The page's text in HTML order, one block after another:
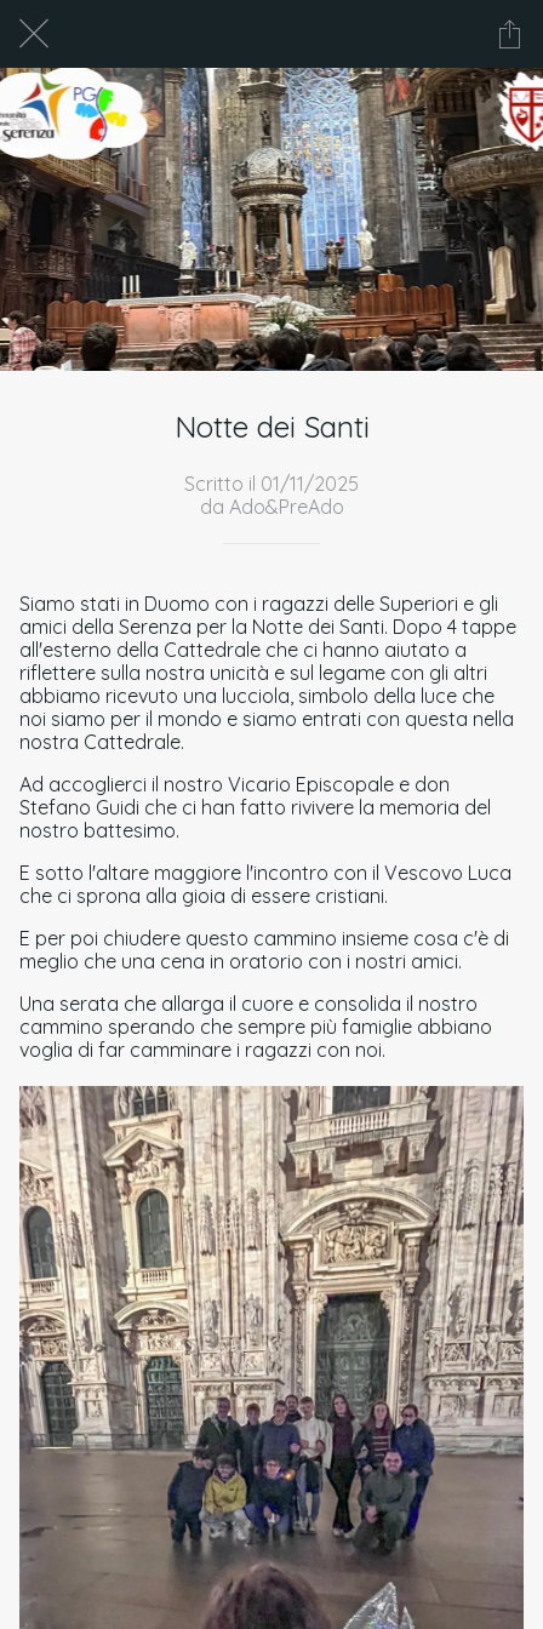
Notte dei Santi
Scritto il 01/11/2025
da Ado&PreAdo
Siamo stati in Duomo con i ragazzi delle Superiori e gli
amici della Serenza per la Notte dei Santi. Dopo 4 tappe
all'esterno della Cattedrale che ci hanno aiutato a
riflettere sulla nostra unicità e sul legame con gli altri
abbiamo ricevuto una lucciola, simbolo della luce che
noi siamo per il mondo e siamo entrati con questa nella
nostra Cattedrale.
Ad accoglierci il nostro Vicario Episcopale e don
Stefano Guidi che ci han fatto rivivere la memoria del
nostro battesimo.
E sotto l'altare maggiore l'incontro con il Vescovo Luca
che ci sprona alla gioia di essere cristiani.
E per poi chiudere questo cammino insieme cosa c'è di
meglio che una cena in oratorio con i nostri amici.
Una serata che allarga il cuore e consolida il nostro
cammino sperando che sempre più famiglie abbiano
voglia di far camminare i ragazzi con noi.